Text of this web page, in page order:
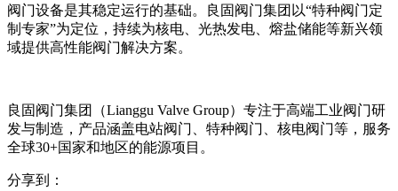
阀门设备是其稳定运行的基础。良固阀门集团以“特种阀门定
制专家”为定位，持续为核电、光热发电、熔盐储能等新兴领
域提供高性能阀门解决方案。
良固阀门集团（Lianggu Valve Group）专注于高端工业阀门研
发与制造，产品涵盖电站阀门、特种阀门、核电阀门等，服务
全球30+国家和地区的能源项目。
分享到：